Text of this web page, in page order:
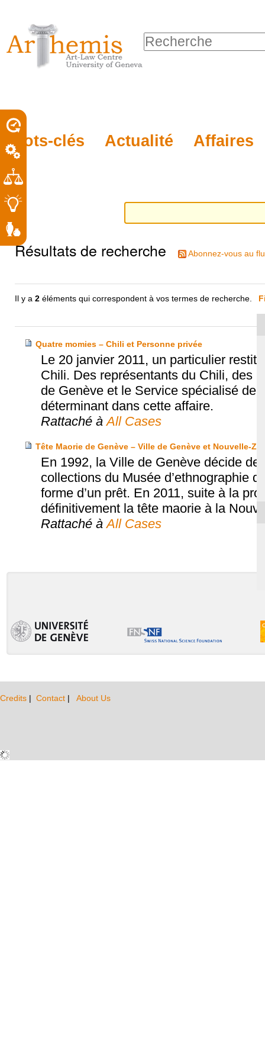
personnels
contenu.
à
la
navigation
Mots-clés Actualité Affaires
Chercher par
Résultats de recherche Abonnez-vous au
Il y a2 éléments qui correspondent à vos termes de recherche.
Quatre momies – Chili et Personne privée
Le 20 janvier 2011, un particulier
Chili. Des représentants du Chili, des
de Genève et le Service spécialisé de
déterminant dans cette affaire.
Rattaché à All Cases
Tête Maorie de Genève – Ville de Genève et Nouvelle-
En 1992, la Ville de Genève décide
collections du Musée d’ethnographie
forme d’un prêt. En 2011, suite à la
définitivement la tête maorie à la
Rattaché à All Cases
Credits | Contact | About Us